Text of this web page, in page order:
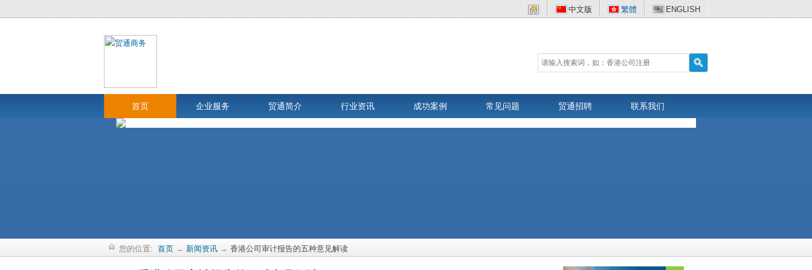
中文版 繁體 ENGLISH
首页 企业服务 贸通简介 行业资讯 成功案例 常见问题 贸通招聘 联系我们
您的位置: 首页 → 新闻资讯 → 香港公司审计报告的五种意见解读